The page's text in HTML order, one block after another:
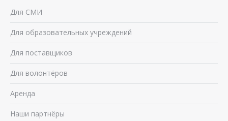
Для СМИ
Для образовательных учреждений
Для поставщиков
Для волонтёров
Аренда
Наши партнёры